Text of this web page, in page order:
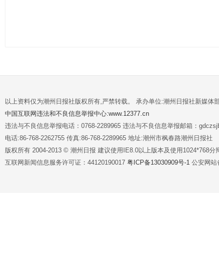
以上资料仅为潮州日报社版权所有,严禁转载。 承办单位:潮州日报社新媒体
中国互联网违法和不良信息举报中心:www.12377.cn
违法与不良信息举报电话：0768-2289965 违法与不良信息举报邮箱：
电话:86-768-2262755 传真:86-768-2289965 地址:潮州市枫春路潮州日报社
版权所有 2004-2013 © 潮州日报 建议使用IE8.0以上版本及使用1024*768分
互联网新闻信息服务许可证：44120190017 粤ICP备13030909号-1 公安网站